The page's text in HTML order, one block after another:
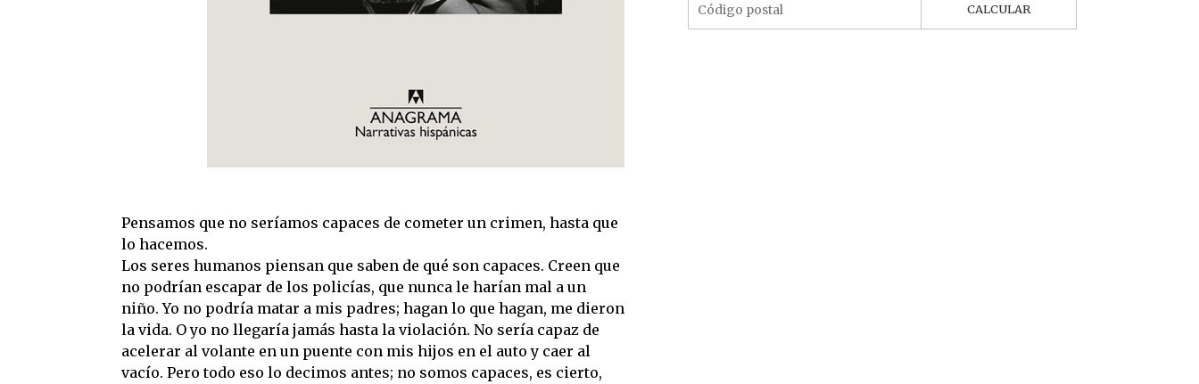
Pensamos que no seríamos capaces de cometer un crimen, hasta que
lo hacemos.
Los seres humanos piensan que saben de qué son capaces. Creen que
no podrían escapar de los policías, que nunca le harían mal a un
niño. Yo no podría matar a mis padres; hagan lo que hagan, me dieron
la vida. O yo no llegaría jamás hasta la violación. No sería capaz de
acelerar al volante en un puente con mis hijos en el auto y caer al
vacío. Pero todo eso lo decimos antes; no somos capaces, es cierto,
CALCULAR